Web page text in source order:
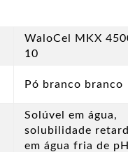
WaloCel MKX
10
Pó branco branco
Solúvel em água,
solubilidade
em água fria de pH